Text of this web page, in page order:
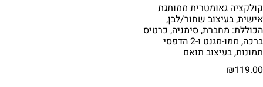
קולקציה גאומטרית ממותגת
אישית, בעיצוב שחור/לבן,
הכוללת: מחברת, סימניה, כרטיס
ברכה, ממו-מגנט ו-2 הדפסי
תמונות, בעיצוב תואם
₪119.00